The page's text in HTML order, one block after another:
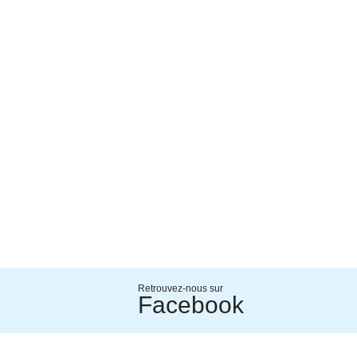
Retrouvez-nous sur
Facebook